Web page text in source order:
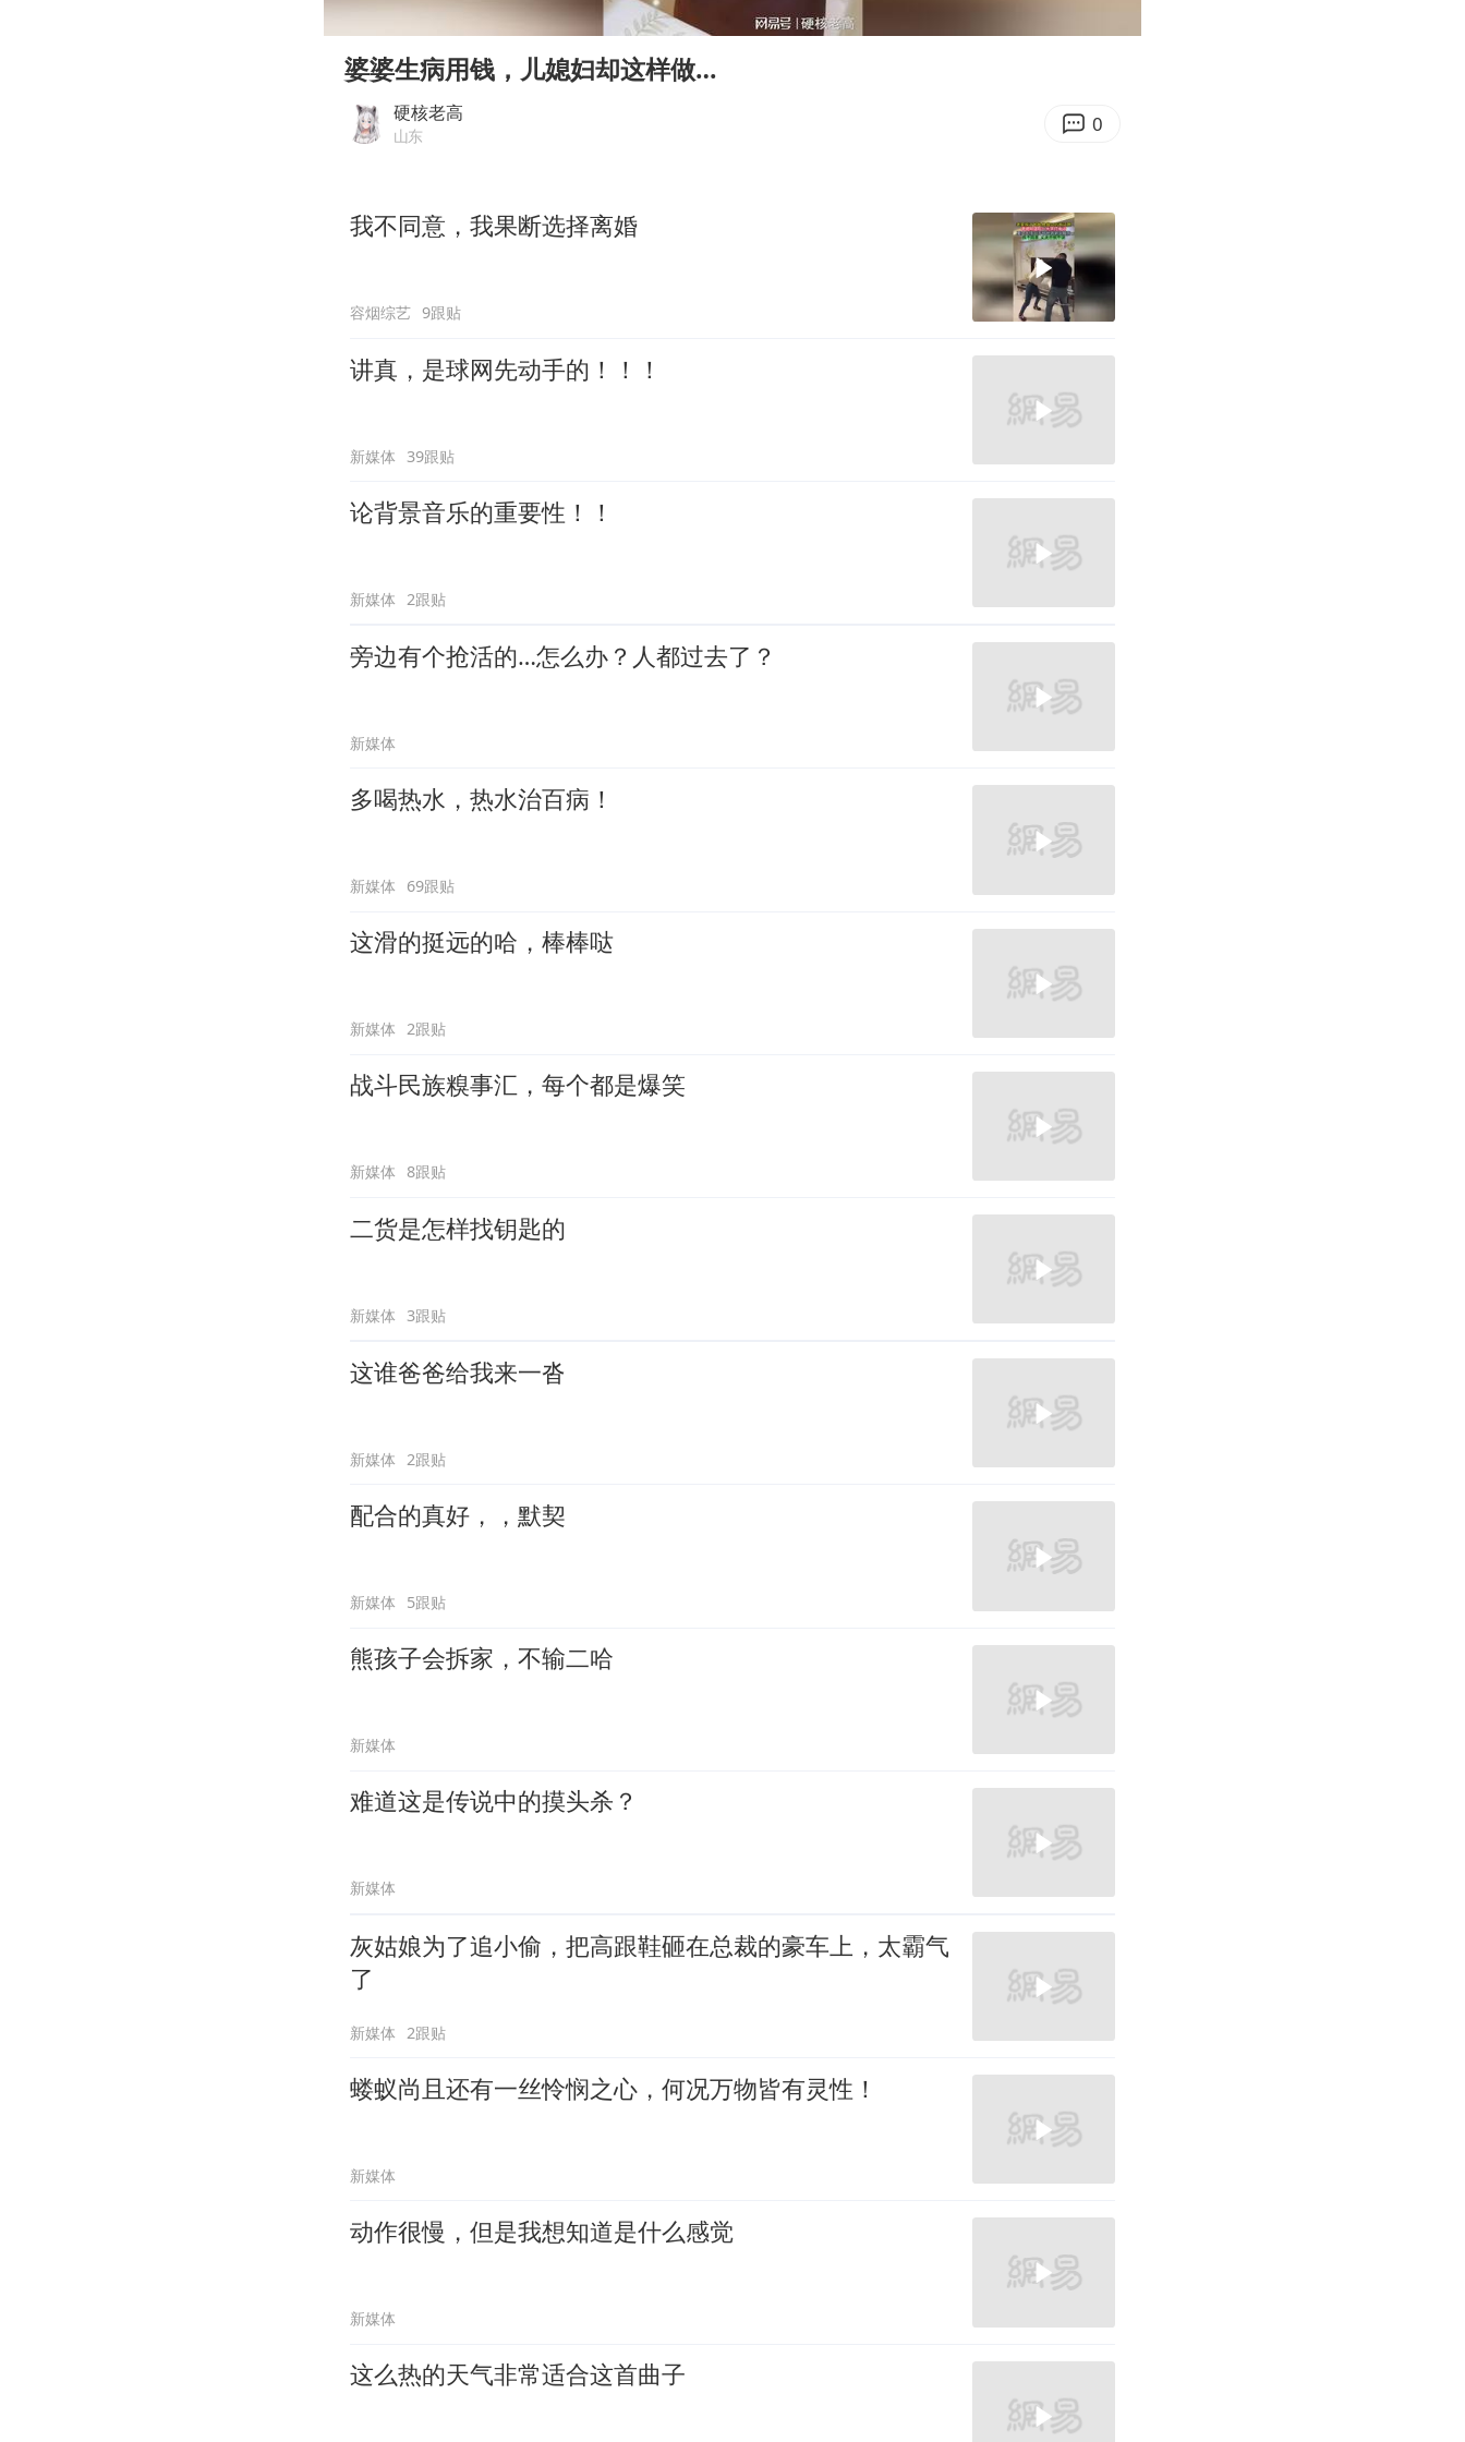
把党建设得更加坚强有力
村民谈“梅姨”：叫的其实是“媒姨”
奋进开新局 实干挑大梁
00:00
婆婆生病用钱，儿媳妇却这样做…
硬核老高
山东 0
我不同意，我果断选择离婚
容烟综艺 9跟贴
讲真，是球网先动手的！！！
新媒体 39跟贴
论背景音乐的重要性！！
新媒体 2跟贴
旁边有个抢活的…怎么办？人都过去了？
新媒体
多喝热水，热水治百病！
新媒体 69跟贴
这滑的挺远的哈，棒棒哒
新媒体 2跟贴
战斗民族糗事汇，每个都是爆笑
新媒体 8跟贴
二货是怎样找钥匙的
新媒体 3跟贴
这谁爸爸给我来一沓
新媒体 2跟贴
配合的真好，，默契
新媒体 5跟贴
熊孩子会拆家，不输二哈
新媒体
难道这是传说中的摸头杀？
新媒体
灰姑娘为了追小偷，把高跟鞋砸在总裁的豪车上，太霸气
了
新媒体 2跟贴
蝼蚁尚且还有一丝怜悯之心，何况万物皆有灵性！
新媒体
动作很慢，但是我想知道是什么感觉
新媒体
这么热的天气非常适合这首曲子